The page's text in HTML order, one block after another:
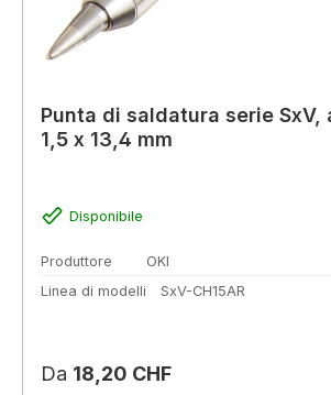
Punta di saldatura serie SxV,
1,5 x 13,4 mm
Disponibile
Produttore
OKI
Linea di modelli
SxV-CH15AR
Prezzo normale:
Da 18,20 CHF